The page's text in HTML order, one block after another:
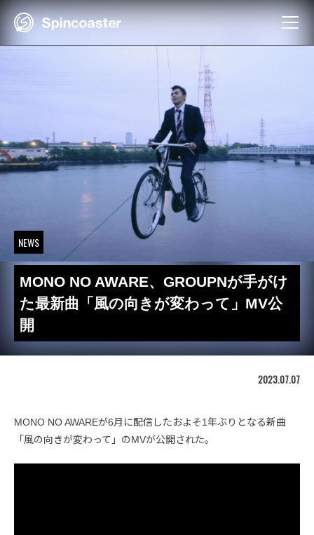
Skip
NEWS
MONO NO AWARE、GROUPNが手がけ
た最新曲「風の向きが変わって」MV公
開
2023.07.07
MONO NO AWAREが6月に配信したおよそ1年ぶりとなる新曲
「風の向きが変わって」のMVが公開された。